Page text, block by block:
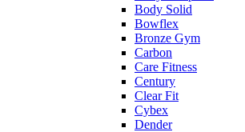
Body Solid
Bowflex
Bronze Gym
Carbon
Care Fitness
Century
Clear Fit
Cybex
Dender